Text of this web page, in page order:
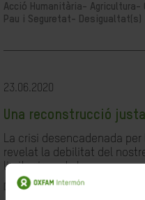
Acció Humanitària- Agricultura-
Pau i Seguretat-
Desigualtat(s)
23.06.2020
Una reconstrucció
La crisi desencadenada per
revelat la debilitat del
limitacions de les...
Desigualtat(s)